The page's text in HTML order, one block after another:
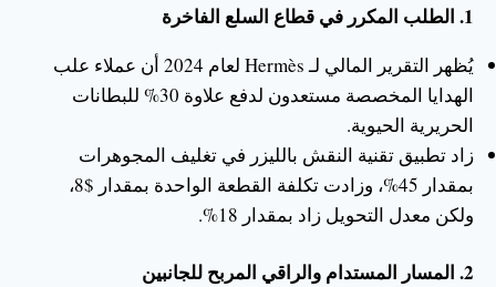
1. الطلب المكرر في قطاع السلع الفاخرة
يُظهر التقرير المالي لـ Hermès لعام 2024 أن عملاء علب
الهدايا المخصصة مستعدون لدفع علاوة 30% للبطانات
الحريرية الحيوية.
زاد تطبيق تقنية النقش بالليزر في تغليف المجوهرات
بمقدار 45%، وزادت تكلفة القطعة الواحدة بمقدار $8،
ولكن معدل التحويل زاد بمقدار 18%.
2. المسار المستدام والراقي المربح للجانبين